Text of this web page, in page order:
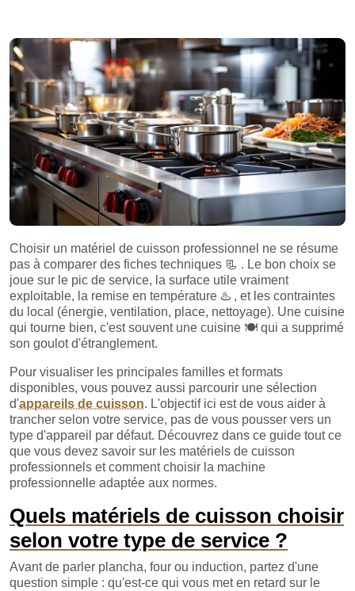
Choisir un matériel de cuisson professionnel ne se résume
pas à comparer des fiches techniques 📃 . Le bon choix se
joue sur le pic de service, la surface utile vraiment
exploitable, la remise en température ♨️ , et les contraintes
du local (énergie, ventilation, place, nettoyage). Une cuisine
qui tourne bien, c'est souvent une cuisine 🍽️ qui a supprimé
son goulot d'étranglement.
Pour visualiser les principales familles et formats
disponibles, vous pouvez aussi parcourir une sélection
d'appareils de cuisson. L'objectif ici est de vous aider à
trancher selon votre service, pas de vous pousser vers un
type d'appareil par défaut. Découvrez dans ce guide tout ce
que vous devez savoir sur les matériels de cuisson
professionnels et comment choisir la machine
professionnelle adaptée aux normes.
Quels matériels de cuisson choisir
selon votre type de service ?
Avant de parler plancha, four ou induction, partez d'une
question simple : qu'est-ce qui vous met en retard sur le